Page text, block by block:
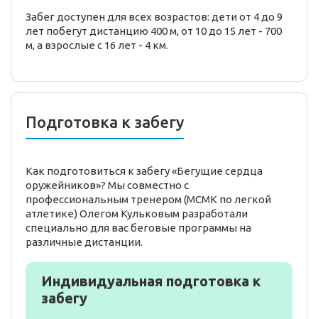
Забег доступен для всех возрастов: дети от 4 до 9
лет побегут дистанцию 400 м, от 10 до 15 лет - 700
м, а взрослые с 16 лет - 4 км.
Подготовка к забегу
Как подготовиться к забегу «Бегущие сердца
оружейников»? Мы совместно с
профессиональным тренером (МСМК по легкой
атлетике) Олегом Кульковым разработали
специально для вас беговые программы на
различные дистанции.
Индивидуальная подготовка к
забегу